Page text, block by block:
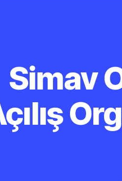
Simav